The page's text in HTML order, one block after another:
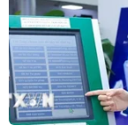
Kinh tế
duy trì đà
30/01/2024 11:39
Các số liệu chính